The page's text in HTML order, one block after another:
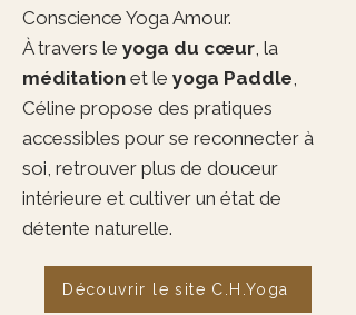
Conscience Yoga Amour.
À travers le yoga du cœur, la
méditation et le yoga Paddle,
Céline propose des pratiques
accessibles pour se reconnecter à
soi, retrouver plus de douceur
intérieure et cultiver un état de
détente naturelle.
Découvrir le site C.H.Yoga